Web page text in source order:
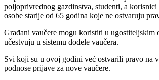
poljoprivrednog gazdinstva, studenti, a
osobe starije od 65 godina koje ne ostvaruju
Građani vaučere mogu koristiti u ugostiteljskim
učestvuju u sistemu dodele vaučera.
Svi koji su u ovoj godini već ostvarili pravo na
podnose prijave za nove vaučere.